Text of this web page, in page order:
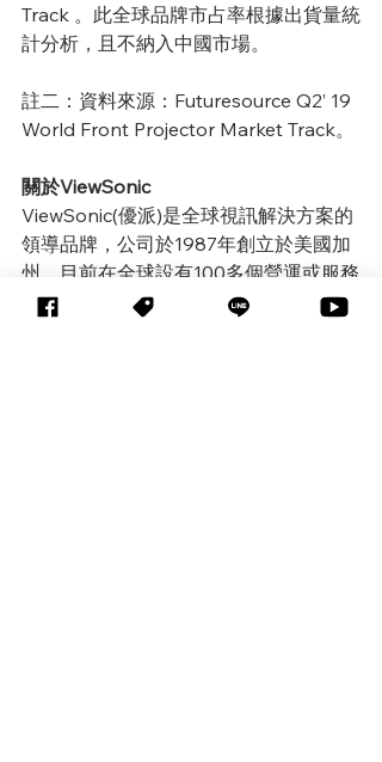
Track 。此全球品牌市占率根據出貨量統
計分析，且不納入中國市場。
註二：資料來源：Futuresource Q2’ 19
World Front Projector Market Track。
關於ViewSonic
ViewSonic(優派)是全球視訊解決方案的
領導品牌，公司於1987年創立於美國加
州，目前在全球設有100多個營運或服務
據點。ViewSonic致力於提供整合硬體、